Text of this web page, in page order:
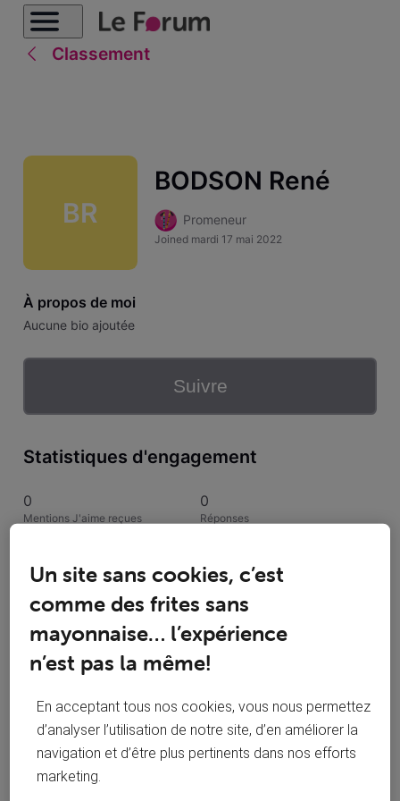
Classement
BR
BODSON René
Promeneur
Joined mardi 17 mai 2022
À propos de moi
Aucune bio ajoutée
Suivre
Statistiques d'engagement
0
Mentions J'aime reçues
0
Réponses
Conversations suivies
1
Publications
0
Solutions acceptées
Toutesles activités
Selected
Un site sans cookies, c’est
comme des frites sans
mayonnaise… l’expérience
n’est pas la même!
En acceptant tous nos cookies, vous nous permettez
d’analyser l’utilisation de notre site, d’en améliorer la
navigation et d’être plus pertinents dans nos efforts
marketing.